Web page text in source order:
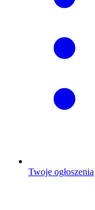
Twoje ogłoszenia